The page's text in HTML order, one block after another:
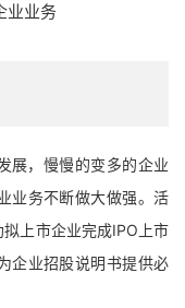
业业务
，慢慢的变多的企业
业务不断做大做强。活
上市企业完成IPO上市
企业招股说明书提供必